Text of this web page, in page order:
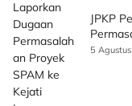
JPKP
5